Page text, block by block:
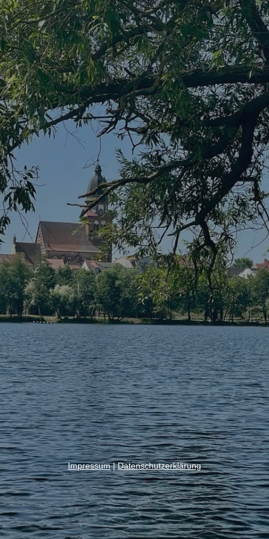
Impressum|Datenschutzerklärung